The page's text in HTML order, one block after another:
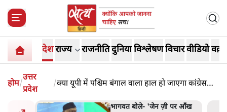
देशराज्य राजनीतिदुनियाविश्लेषणविचारवीडियो
होम/
उत्तर
प्रदेश
/क्या यूपी में पश्चिम बंगाल वाला हाल हो जाएगा कांग्रेस
अतीक अहमद के बेटे अबान अहमद